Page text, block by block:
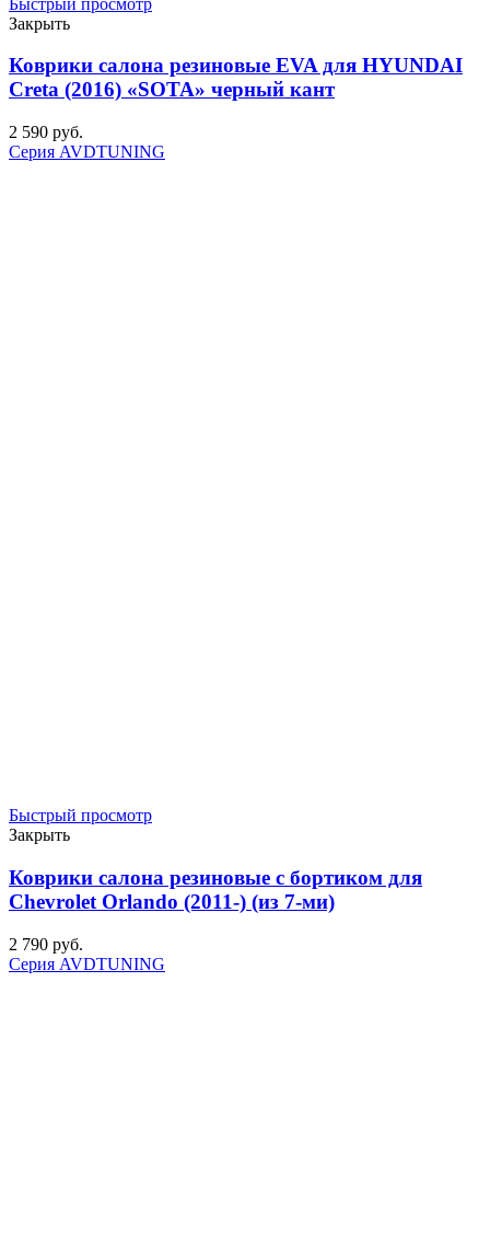
Закрыть
Коврики салона резиновые EVA для HYUNDAI
Creta (2016) «SOTA» черный кант
2 590 руб.
Серия AVDTUNING
Быстрый просмотр
Закрыть
Коврики салона резиновые с бортиком для
Chevrolet Orlando (2011-) (из 7-ми)
2 790 руб.
Серия AVDTUNING